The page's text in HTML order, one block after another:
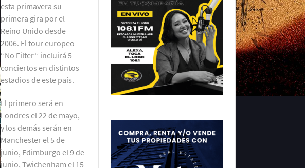
esta primavera su
primera gira por el
Reino Unido desde
2006. El tour europeo
‘’No Filter‘’ incluirá 5
conciertos en distintos
estadios de este país.
El primero será en
Londres el 22 de mayo,
y los demás serán en
Manchester el 5 de
junio, Edimburgo el 9 de
junio, Twichenham el 15